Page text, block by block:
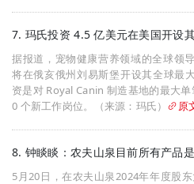
7. 玛氏投资 4.5 亿美元在美国开设
据报道，宠物健康营养领域的全球领
将在俄亥俄州刘易斯堡开设其全球最
资是对 Royal Canin 制造基地的最大
0 个新工作岗位。（来源：玛氏）
原
8. 钟睒睒：农夫山泉目前所有产品
5月20日，在农夫山泉2024年年度股